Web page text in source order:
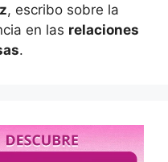
, escribo sobre la
en las relaciones
.